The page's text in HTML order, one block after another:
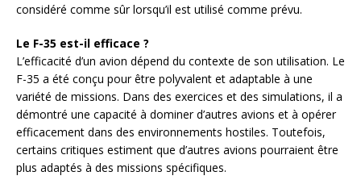
considéré comme sûr lorsqu’il est utilisé comme prévu.
Le F-35 est-il efficace ?
L’efficacité d’un avion dépend du contexte de son utilisation. Le
F-35 a été conçu pour être polyvalent et adaptable à une
variété de missions. Dans des exercices et des simulations, il a
démontré une capacité à dominer d’autres avions et à opérer
efficacement dans des environnements hostiles. Toutefois,
certains critiques estiment que d’autres avions pourraient être
plus adaptés à des missions spécifiques.